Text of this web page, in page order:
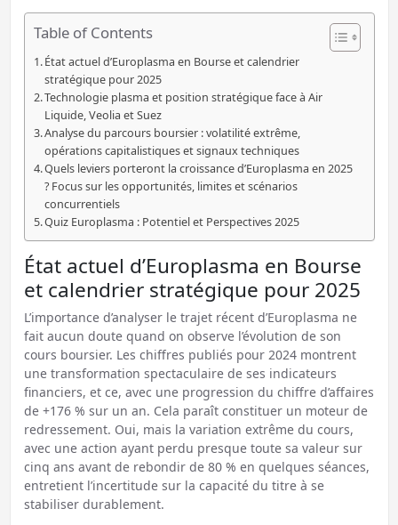
Table of Contents
État actuel d’Europlasma en Bourse et calendrier
stratégique pour 2025
Technologie plasma et position stratégique face à Air
Liquide, Veolia et Suez
Analyse du parcours boursier : volatilité extrême,
opérations capitalistiques et signaux techniques
Quels leviers porteront la croissance d’Europlasma en 2025
? Focus sur les opportunités, limites et scénarios
concurrentiels
Quiz Europlasma : Potentiel et Perspectives 2025
État actuel d’Europlasma en Bourse
et calendrier stratégique pour 2025
L’importance d’analyser le trajet récent d’Europlasma ne
fait aucun doute quand on observe l’évolution de son
cours boursier. Les chiffres publiés pour 2024 montrent
une transformation spectaculaire de ses indicateurs
financiers, et ce, avec une progression du chiffre d’affaires
de +176 % sur un an. Cela paraît constituer un moteur de
redressement. Oui, mais la variation extrême du cours,
avec une action ayant perdu presque toute sa valeur sur
cinq ans avant de rebondir de 80 % en quelques séances,
entretient l’incertitude sur la capacité du titre à se
stabiliser durablement.